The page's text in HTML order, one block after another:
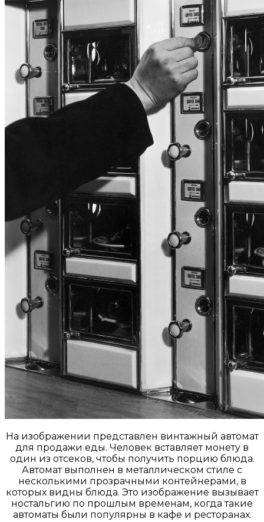
На изображении представлен винтажный автомат
для продажи еды. Человек вставляет монету в
один из отсеков, чтобы получить порцию блюда.
Автомат выполнен в металлическом стиле с
несколькими прозрачными контейнерами, в
которых видны блюда. Это изображение вызывает
ностальгию по прошлым временам, когда такие
автоматы были популярны в кафе и ресторанах.